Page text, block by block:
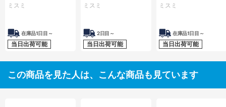
ミスミ
在庫品1日目～
当日出荷可能
ミスミ
2日目～
当日出荷可能
ミスミ
在庫品1日目～
当日出荷可能
この商品を見た人は、こんな商品も見ています